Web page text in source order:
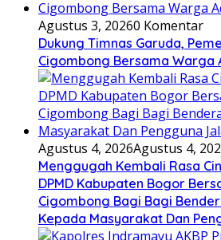
Agustus 3, 20260 Komentar
Dukung Timnas Garuda,
Cigombong Bersama Warga
Agustus 4, 2026Agustus 4,
Menggugah Kembali Rasa
DPMD Kabupaten Bogor
Cigombong Bagi Bagi
Kepada Masyarakat Dan